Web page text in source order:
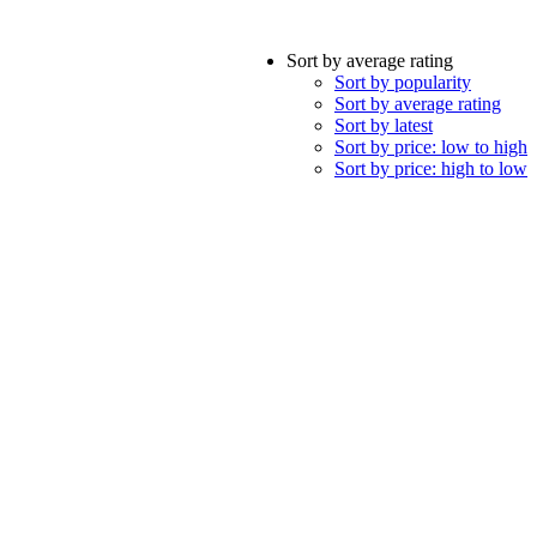
Sort by average rating
Sort by popularity
Sort by average rating
Sort by latest
Sort by price: low to high
Sort by price: high to low